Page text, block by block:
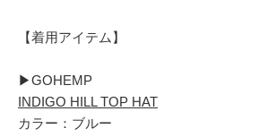
【着用アイテム】
▶︎GOHEMP
INDIGO HILL TOP HAT
カラー：ブルー